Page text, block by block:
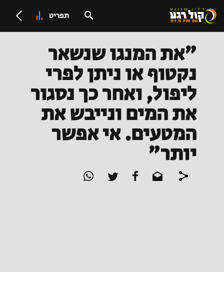
תפריט
"את המנגו שנשאר
נקטוף או ניתן לפרי
ליפול, ואחר כך נסגור
את המים ונייבש את
המטעים. אי אפשר
יותר"